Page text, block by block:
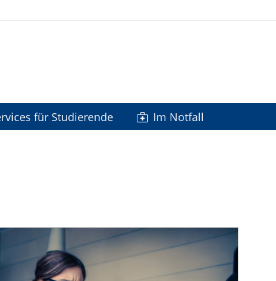
für Studierende Im Notfall